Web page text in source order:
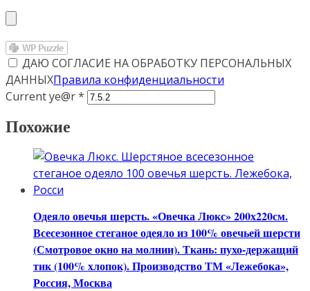
ДАЮ СОГЛАСИЕ НА ОБРАБОТКУ ПЕРСОНАЛЬНЫХ
ДАННЫХПравила конфиденциальности
Current ye@r*
Похожие
Одеяло овечья шерсть. «Овечка Люкс» 200х220см.
Всесезонное стеганое одеяло из 100% овечьей шерсти
(Смотровое окно на молнии). Ткань: пухо-держащий
тик (100% хлопок). Производство ТМ «Лежебока»,
Россия, Москва